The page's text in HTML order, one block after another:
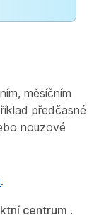
měsíčním
předčasné
nouzové
.
centrum .